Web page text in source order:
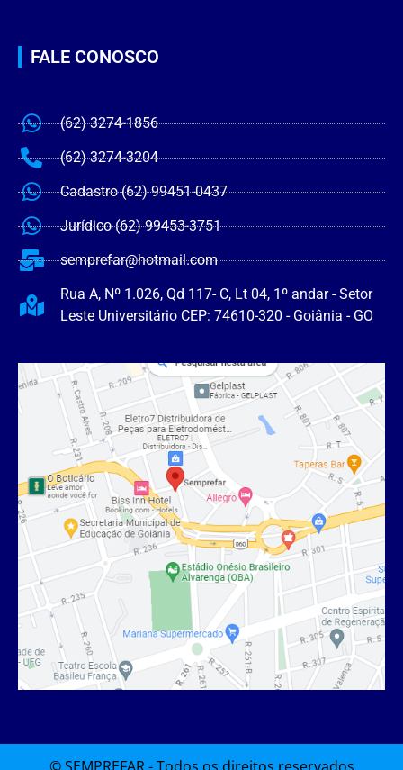
FALE CONOSCO
(62) 3274-1856
(62) 3274-3204
Cadastro (62) 99451-0437
Jurídico (62) 99453-3751
semprefar@hotmail.com
Rua A, Nº 1.026, Qd 117- C, Lt 04, 1º andar - Setor
Leste Universitário CEP: 74610-320 - Goiânia - GO